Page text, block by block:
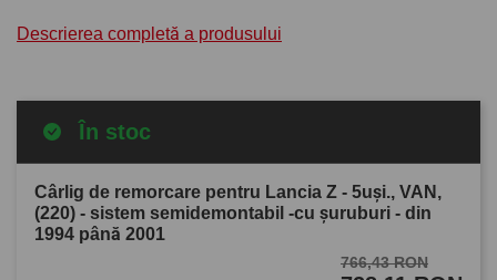
Descrierea completă a produsului
În stoc
Cârlig de remorcare pentru Lancia Z - 5uşi., VAN,
(220) - sistem semidemontabil -cu şuruburi - din
1994 până 2001
766,43 RON